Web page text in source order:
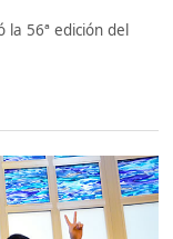
56ª edición del